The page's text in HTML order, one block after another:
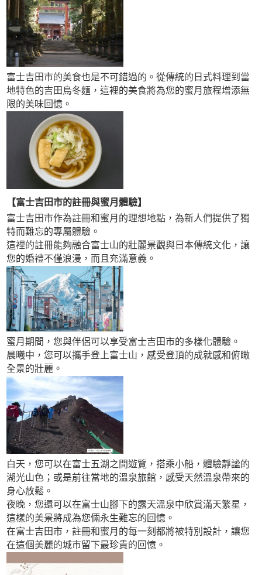
富士吉田市的美食也是不可錯過的。從傳統的日式料理到當
地特色的吉田烏冬麵，這裡的美食將為您的蜜月旅程增添無
限的美味回憶。
【富士吉田市的註冊與蜜月體驗】
富士吉田市作為註冊和蜜月的理想地點，為新人們提供了獨
特而難忘的專屬體驗。
這裡的註冊能夠融合富士山的壯麗景觀與日本傳統文化，讓
您的婚禮不僅浪漫，而且充滿意義。
蜜月期間，您與伴侶可以享受富士吉田市的多樣化體驗。
晨曦中，您可以攜手登上富士山，感受登頂的成就感和俯瞰
全景的壯麗。
白天，您可以在富士五湖之間遊覽，搭乘小船，體驗靜謐的
湖光山色；或是前往當地的溫泉旅館，感受天然溫泉帶來的
身心放鬆。
夜晚，您還可以在富士山腳下的露天溫泉中欣賞滿天繁星，
這樣的美景將成為您倆永生難忘的回憶。
在富士吉田市，註冊和蜜月的每一刻都將被特別設計，讓您
在這個美麗的城市留下最珍貴的回憶。